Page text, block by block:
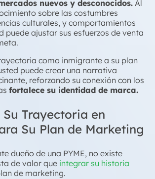
nuevos y desconocidos. Al
sobre las costumbres
culturales, y comportamientos
puede ajustar sus esfuerzos de venta
como inmigrante a su plan
puede crear una narrativa
reforzando su conexión con los
fortalece su identidad de marca.
Trayectoria en
Su Plan de Marketing
dueño de una PYME, no existe
de valor que integrar su historia
de marketing.